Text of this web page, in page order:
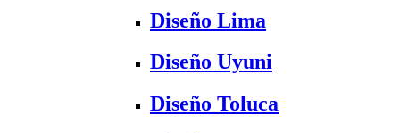
Diseño Lima
Diseño Uyuni
Diseño Toluca